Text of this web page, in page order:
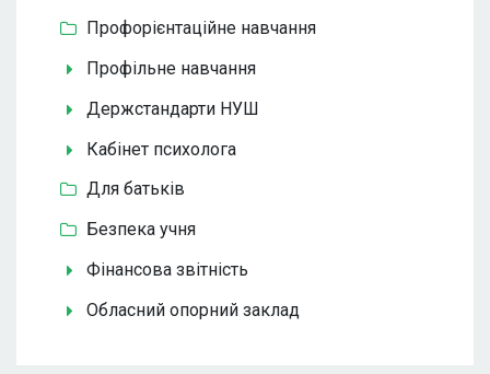
Профорієнтаційне навчання
Профільне навчання
Держстандарти НУШ
Кабінет психолога
Для батьків
Безпека учня
Фінансова звітність
Обласний опорний заклад